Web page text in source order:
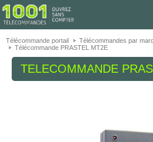
Télécommande portail
Télécommandes par
Télécommande PRASTEL MT2E
TELECOMMANDE
On vous présente nos cookies !